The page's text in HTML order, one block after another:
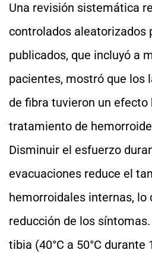
Una revisión sistemática
controlados aleatorizados
publicados, que incluyó a
pacientes, mostró que los
de fibra tuvieron un efecto
tratamiento de
Disminuir el esfuerzo
evacuaciones reduce el
hemorroidales internas, lo
reducción de los
tibia (40°C a 50°C